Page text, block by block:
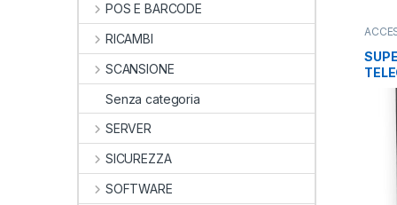
POS E BARCODE
RICAMBI
SCANSIONE
Senza categoria
SERVER
SICUREZZA
SOFTWARE